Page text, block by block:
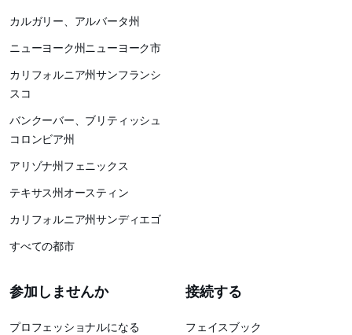
カルガリー、アルバータ州
ニューヨーク州ニューヨーク市
カリフォルニア州サンフランシ
スコ
バンクーバー、ブリティッシュ
コロンビア州
アリゾナ州フェニックス
テキサス州オースティン
カリフォルニア州サンディエゴ
すべての都市
参加しませんか
プロフェッショナルになる
接続する
フェイスブック